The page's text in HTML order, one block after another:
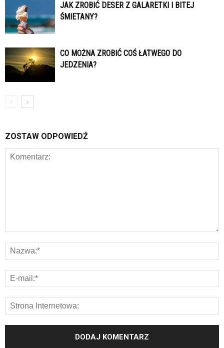
JAK ZROBIĆ DESER Z GALARETKI I BITEJ
ŚMIETANY?
CO MOŻNA ZROBIĆ COŚ ŁATWEGO DO
JEDZENIA?
ZOSTAW ODPOWIEDŹ